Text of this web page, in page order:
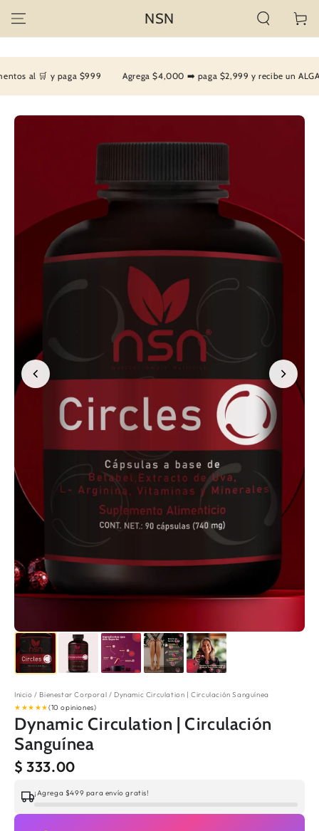
CONTENIDO
NSN Carrito
al 🛒 y paga $999 Agrega $4,000 ➡️ paga $2,999 y recibe un ALGAE
Inicio / Bienestar Corporal / Dynamic Circulation | Circulación Sanguínea
★ ★★ ★★(10 opiniones)
Dynamic Circulation | Circulación
Sanguínea
$ 333.00
¡Agrega $499 para envío gratis!